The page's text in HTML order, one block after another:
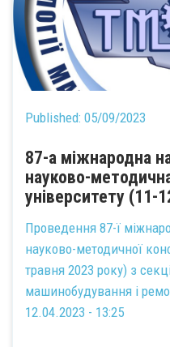
Published: 05/09/2023
87-а міжнародна
науково-
університету (11-
Проведення 87-ї
науково-методичної
травня 2023 року) з
машинобудування і
12.04.2023 - 13:25